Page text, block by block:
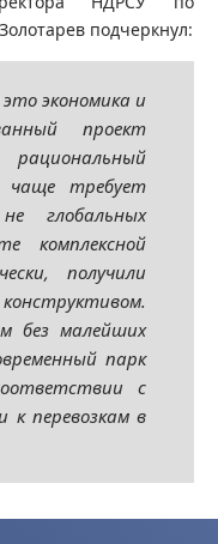
подчеркнул:
экономика и
проект
чаще требует
глобальных
комплексной
получили
без малейших
парк
с
к перевозкам в